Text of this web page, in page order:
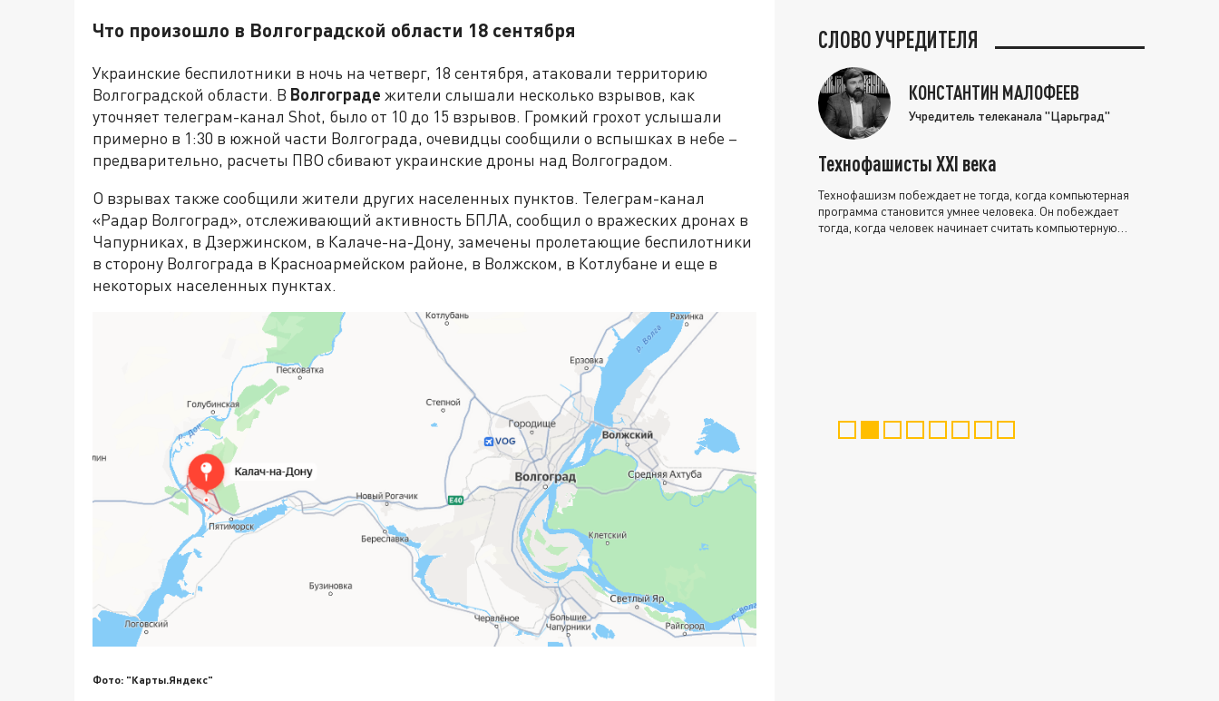
Что произошло в Волгоградской области 18 сентября
Украинские беспилотники в ночь на четверг, 18 сентября, атаковали территорию
Волгоградской области. В Волгограде жители слышали несколько взрывов, как
уточняет телеграм-канал Shot, было от 10 до 15 взрывов. Громкий грохот услышали
примерно в 1:30 в южной части Волгограда, очевидцы сообщили о вспышках в небе –
предварительно, расчеты ПВО сбивают украинские дроны над Волгоградом.
О взрывах также сообщили жители других населенных пунктов. Телеграм-канал
«Радар Волгоград», отслеживающий активность БПЛА, сообщил о вражеских дронах в
Чапурниках, в Дзержинском, в Калаче-на-Дону, замечены пролетающие беспилотники
в сторону Волгограда в Красноармейском районе, в Волжском, в Котлубане и еще в
некоторых населенных пунктах.
Фото: "Карты.Яндекс"
СЛОВО УЧРЕДИТЕЛЯ
КОНСТАНТИН МАЛОФЕЕВ
Учредитель телеканала "Царьград"
Технофашисты XXI века
Технофашизм побеждает не тогда, когда компьютерная
программа становится умнее человека. Он побеждает
тогда, когда человек начинает считать компьютерную